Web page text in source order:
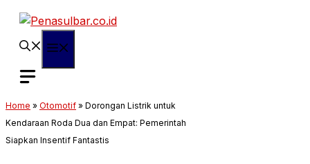
Langsung
Home » Otomotif » Dorongan Listrik untuk
Kendaraan Roda Dua dan Empat: Pemerintah
Siapkan Insentif Fantastis